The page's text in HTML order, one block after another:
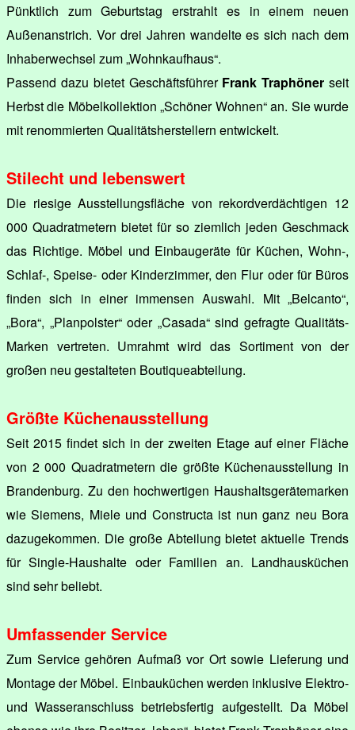
Pünktlich zum Geburtstag erstrahlt es in einem neuen
Außenanstrich. Vor drei Jahren wandelte es sich nach dem
Inhaberwechsel zum „Wohnkaufhaus“.
Passend dazu bietet Geschäftsführer Frank Traphöner seit
Herbst die Möbelkollektion „Schöner Wohnen“ an. Sie wurde
mit renommierten Qualitätsherstellern entwickelt.
Stilecht und lebenswert
Die riesige Ausstellungsfläche von rekordverdächtigen 12
000 Quadratmetern bietet für so ziemlich jeden Geschmack
das Richtige. Möbel und Einbaugeräte für Küchen, Wohn-,
Schlaf-, Speise- oder Kinderzimmer, den Flur oder für Büros
finden sich in einer immensen Auswahl. Mit „Belcanto“,
„Bora“, „Planpolster“ oder „Casada“ sind gefragte Qualitäts-
Marken vertreten. Umrahmt wird das Sortiment von der
großen neu gestalteten Boutiqueabteilung.
Größte Küchenausstellung
Seit 2015 findet sich in der zweiten Etage auf einer Fläche
von 2 000 Quadratmetern die größte Küchenausstellung in
Brandenburg. Zu den hochwertigen Haushaltsgerätemarken
wie Siemens, Miele und Constructa ist nun ganz neu Bora
dazugekommen. Die große Abteilung bietet aktuelle Trends
für Single-Haushalte oder Familien an. Landhausküchen
sind sehr beliebt.
Umfassender Service
Zum Service gehören Aufmaß vor Ort sowie Lieferung und
Montage der Möbel. Einbauküchen werden inklusive Elektro-
und Wasseranschluss betriebsfertig aufgestellt. Da Möbel